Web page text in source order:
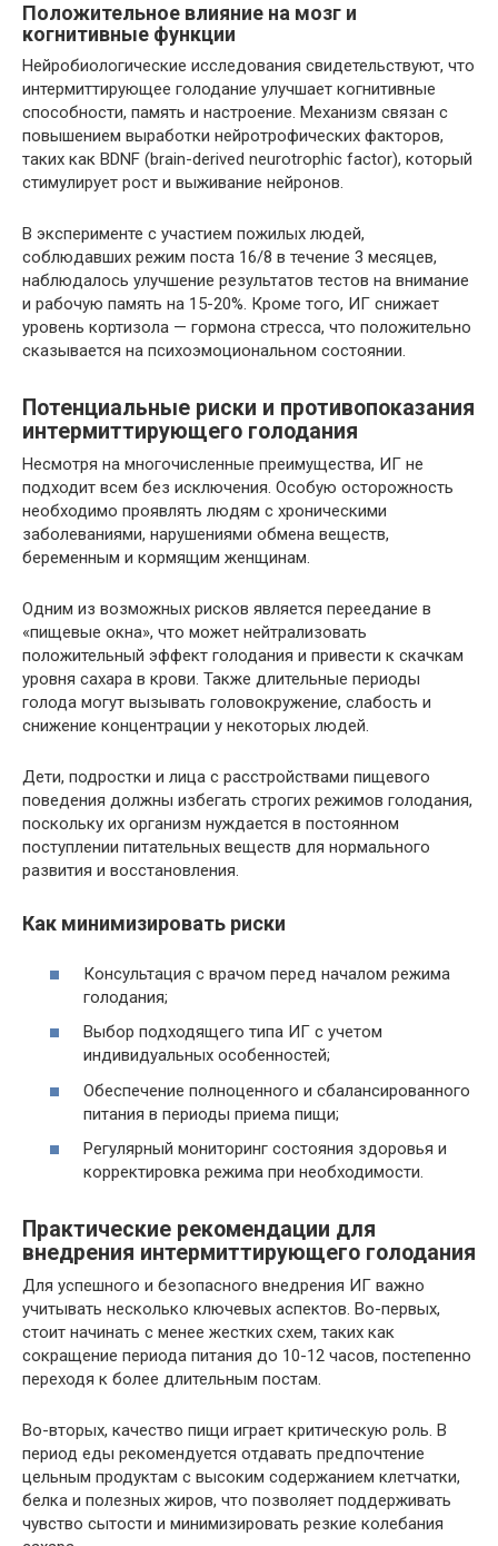
Положительное влияние на мозг и
когнитивные функции
Нейробиологические исследования свидетельствуют, что
интермиттирующее голодание улучшает когнитивные
способности, память и настроение. Механизм связан с
повышением выработки нейротрофических факторов,
таких как BDNF (brain-derived neurotrophic factor), который
стимулирует рост и выживание нейронов.
В эксперименте с участием пожилых людей,
соблюдавших режим поста 16/8 в течение 3 месяцев,
наблюдалось улучшение результатов тестов на внимание
и рабочую память на 15-20%. Кроме того, ИГ снижает
уровень кортизола — гормона стресса, что положительно
сказывается на психоэмоциональном состоянии.
Потенциальные риски и противопоказания
интермиттирующего голодания
Несмотря на многочисленные преимущества, ИГ не
подходит всем без исключения. Особую осторожность
необходимо проявлять людям с хроническими
заболеваниями, нарушениями обмена веществ,
беременным и кормящим женщинам.
Одним из возможных рисков является переедание в
«пищевые окна», что может нейтрализовать
положительный эффект голодания и привести к скачкам
уровня сахара в крови. Также длительные периоды
голода могут вызывать головокружение, слабость и
снижение концентрации у некоторых людей.
Дети, подростки и лица с расстройствами пищевого
поведения должны избегать строгих режимов голодания,
поскольку их организм нуждается в постоянном
поступлении питательных веществ для нормального
развития и восстановления.
Как минимизировать риски
Консультация с врачом перед началом режима
голодания;
Выбор подходящего типа ИГ с учетом
индивидуальных особенностей;
Обеспечение полноценного и сбалансированного
питания в периоды приема пищи;
Регулярный мониторинг состояния здоровья и
корректировка режима при необходимости.
Практические рекомендации для
внедрения интермиттирующего голодания
Для успешного и безопасного внедрения ИГ важно
учитывать несколько ключевых аспектов. Во-первых,
стоит начинать с менее жестких схем, таких как
сокращение периода питания до 10-12 часов, постепенно
переходя к более длительным постам.
Во-вторых, качество пищи играет критическую роль. В
период еды рекомендуется отдавать предпочтение
цельным продуктам с высоким содержанием клетчатки,
белка и полезных жиров, что позволяет поддерживать
чувство сытости и минимизировать резкие колебания